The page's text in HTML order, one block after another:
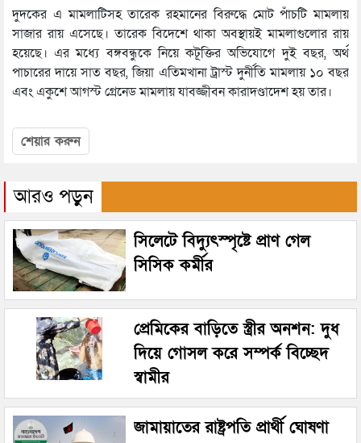
দুদকের এ মামলাটিসহ তারেক রহমানের বিরুদ্ধে মোট পাঁচটি মামলায়
সাজার রায় এসেছে। তারেক বিদেশে থাকা অবস্থায়ই মামলাগুলোর রায়
হয়েছে। এর মধ্যে বঙ্গবন্ধুকে নিয়ে কটূক্তির অভিযোগে দুই বছর, অর্থ
পাচারের দায়ে সাত বছর, জিয়া এতিমখানা ট্রাস্ট দুর্নীতি মামলায় ১০ বছর
এবং একুশে আগস্ট গ্রেনেড মামলায় যাবজ্জীবন কারাদণ্ডাদেশ হয় তার।
শেয়ার করুন
আরও পড়ুন
সিলেটে বিদ্যুৎস্পৃষ্টে প্রাণ গেল
সিসিক কর্মীর
প্রেমিকের বাড়িতে স্ত্রীর অনশন: দুধ
দিয়ে গোসল করে সম্পর্ক বিচ্ছেদ
স্বামীর
জামায়াতের রাষ্ট্রপতি প্রার্থী ঘোষণা